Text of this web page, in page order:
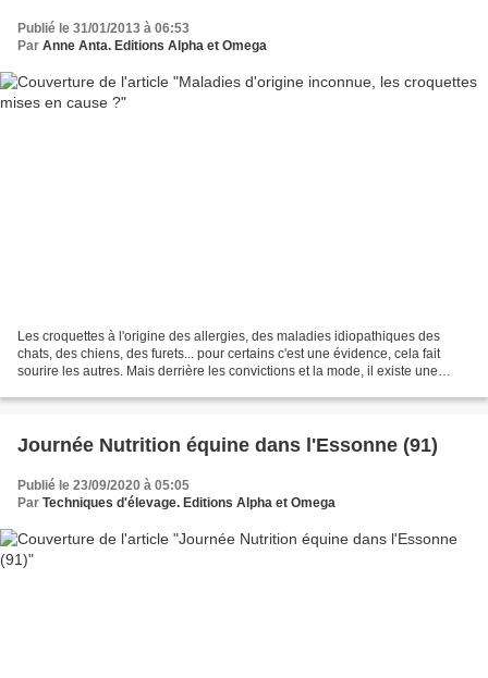
Publié le 31/01/2013 à 06:53
Par Anne Anta. Editions Alpha et Omega
Les croquettes à l'origine des allergies, des maladies idiopathiques des
chats, des chiens, des furets... pour certains c'est une évidence, cela fait
sourire les autres. Mais derrière les convictions et la mode, il existe une
Journée Nutrition équine dans l'Essonne (91)
Publié le 23/09/2020 à 05:05
Par Techniques d'élevage. Editions Alpha et Omega